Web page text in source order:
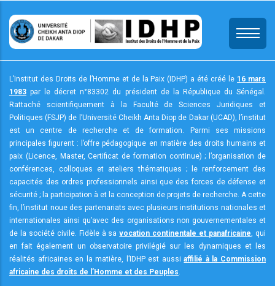
au
contenu
L’Institut des Droits de l’Homme et de la Paix (IDHP) a été créé le 16 mars
1983 par le décret n°83302 du président de la République du Sénégal.
Rattaché scientifiquement à la Faculté de Sciences Juridiques et
Politiques (FSJP) de l’Université Cheikh Anta Diop de Dakar (UCAD), l’institut
est un centre de recherche et de formation. Parmi ses missions
principales figurent : l’offre pédagogique en matière des droits humains et
paix (Licence, Master, Certificat de formation continue) ; l’organisation de
conférences, colloques et ateliers thématiques ; le renforcement des
capacités des ordres professionnels ainsi que des forces de défense et
sécurité ; la participation à et la conception de projets de recherche. A cette
fin, l’institut noue des partenariats avec plusieurs institutions nationales et
internationales ainsi qu’avec des organisations non gouvernementales et
de la société civile. Fidèle à savocation continentale et panafricaine, qui
en fait également un observatoire privilégié sur les dynamiques et les
réalités africaines en la matière, l’IDHP est aussiaffilié à la Commission
africaine des droits de l’Homme et des Peuples.